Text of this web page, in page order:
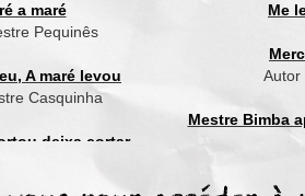
a maré
Pequinês
A maré levou
Casquinha
deixa cortar
Me
Autor
Mestre Bimba
Se escutava o
Hoje em dia, seu